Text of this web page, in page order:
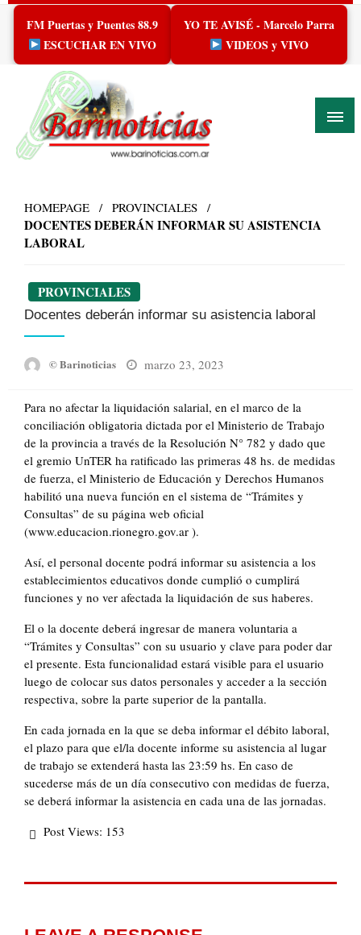
Skip
content
FM Puertas y Puentes 88.9
ESCUCHAR EN VIVO
YO TE AVISÉ - Marcelo Parra
VIDEOS y VIVO
HOMEPAGE PROVINCIALES
DOCENTES DEBERÁN INFORMAR SU ASISTENCIA
LABORAL
PROVINCIALES
Docentes deberán informar su asistencia laboral
© Barinoticias
Posted
marzo 23, 2023
Para no afectar la liquidación salarial, en el marco de la
conciliación obligatoria dictada por el Ministerio de Trabajo
de la provincia a través de la Resolución N° 782 y dado que
el gremio UnTER ha ratificado las primeras 48 hs. de medidas
de fuerza, el Ministerio de Educación y Derechos Humanos
habilitó una nueva función en el sistema de “Trámites y
Consultas” de su página web oficial
(www.educacion.rionegro.gov.ar ).
Así, el personal docente podrá informar su asistencia a los
establecimientos educativos donde cumplió o cumplirá
funciones y no ver afectada la liquidación de sus haberes.
El o la docente deberá ingresar de manera voluntaria a
“Trámites y Consultas” con su usuario y clave para poder dar
el presente. Esta funcionalidad estará visible para el usuario
luego de colocar sus datos personales y acceder a la sección
respectiva, sobre la parte superior de la pantalla.
En cada jornada en la que se deba informar el débito laboral,
el plazo para que el/la docente informe su asistencia al lugar
de trabajo se extenderá hasta las 23:59 hs. En caso de
sucederse más de un día consecutivo con medidas de fuerza,
se deberá informar la asistencia en cada una de las jornadas.
Post Views: 153